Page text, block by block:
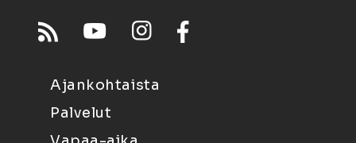
Ajankohtaista
Palvelut